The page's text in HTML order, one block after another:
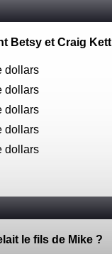
Betsy et Craig
dollars
dollars
dollars
dollars
dollars
le fils de Mike ?